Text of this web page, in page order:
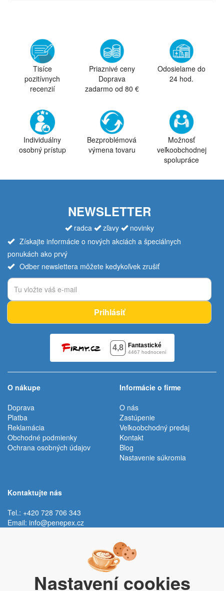
Tisíce
pozitívnych
recenzií
Priaznivé ceny
Doprava
zadarmo od 80 €
Odosielame do
24 hod.
Individuálny
osobný prístup
Bezproblémová
výmena tovaru
Možnosť
veľkoobchodnej
spolupráce
NEWSLETTER
radca zľavy
novinky
Získajte informácie o nových akciách a špeciálnych
ponukách ako prvý
Odber newslettera môžete kedykoľvek zrušiť
Prihlásiť
O nákupe
Doprava
Platba
Reklamácia
Obchodné podmienky
Ochrana osobných údajov
Informácie o firme
O nás
Zastúpenie
Veľkoobchodný predaj
Kontakt
Blog
Nastavenie súkromia
Kontaktujte nás
Tel.: +420 728 706 343
Email: info@penepex.cz
Trávník 2076, 686 03 Staré Město
Nastavení cookies